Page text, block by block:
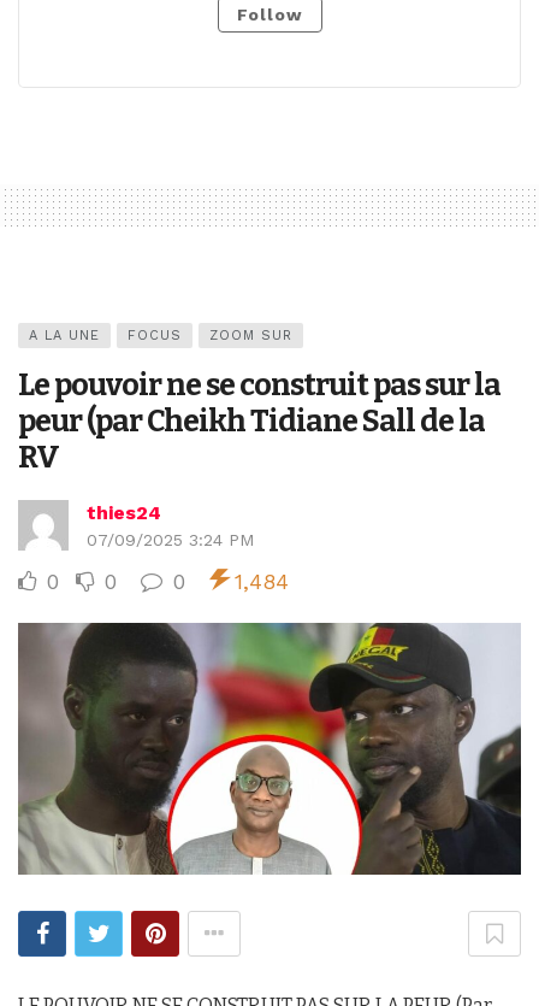
Follow
A LA UNE FOCUS ZOOM SUR
Le pouvoir ne se construit pas sur la
peur (par Cheikh Tidiane Sall de la
RV
thies24
07/09/2025 3:24 PM
0 0 0 1,484